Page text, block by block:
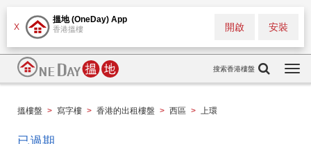
X
搵地 (OneDay) App
香港搵樓 安裝
開啟
搜索香港樓盤
搵樓盤 > 寫字樓 > 香港的出租樓盤 > 西區 > 上環
已過期